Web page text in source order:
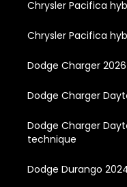
Chrysler Pacifica
Chrysler Pacifica
Dodge Charger
Dodge Charger
Dodge Charger
technique
Dodge Durango